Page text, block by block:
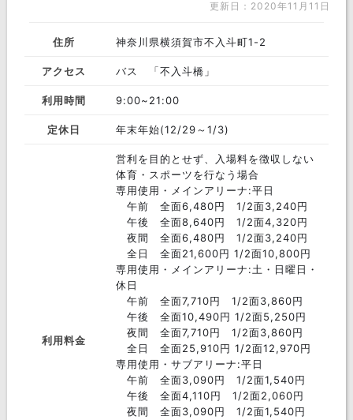
更新日：2020年11月11日
住所 神奈川県横須賀市不入斗町1-2
アクセス バス 「不入斗橋」
利用時間 9:00~21:00
定休日 年末年始(12/29～1/3)
利用料金
営利を目的とせず、入場料を徴収しない
体育・スポーツを行なう場合
専用使用・メインアリーナ:平日
午前 全面6,480円 1/2面3,240円
午後 全面8,640円 1/2面4,320円
夜間 全面6,480円 1/2面3,240円
全日 全面21,600円 1/2面10,800円
専用使用・メインアリーナ:土・日曜日・
休日
午前 全面7,710円 1/2面3,860円
午後 全面10,490円 1/2面5,250円
夜間 全面7,710円 1/2面3,860円
全日 全面25,910円 1/2面12,970円
専用使用・サブアリーナ:平日
午前 全面3,090円 1/2面1,540円
午後 全面4,110円 1/2面2,060円
夜間 全面3,090円 1/2面1,540円